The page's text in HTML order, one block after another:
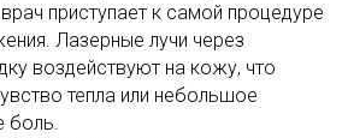
приступает к самой процедуре
Лазерные лучи через
воздействуют на кожу, что
тепла или небольшое
боль.